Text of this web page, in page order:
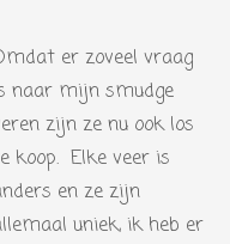
er zoveel vraag
naar mijn smudge
zijn ze nu ook los
koop. Elke veer is
en ze zijn
uniek, ik heb er